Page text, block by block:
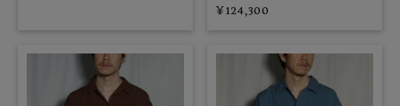
¥124,300